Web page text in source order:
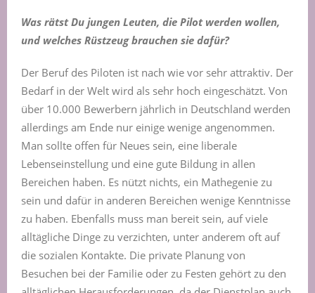
Was rätstDu jungen Leuten, die Pilot werden wollen,
und welches Rüstzeug brauchen sie dafür?
Der Beruf des Piloten ist nach wie vor sehr attraktiv. Der
Bedarf in der Welt wird als sehr hoch eingeschätzt. Von
über 10.000 Bewerbern jährlich in Deutschland werden
allerdings am Ende nur einige wenige angenommen.
Man sollte offen für Neues sein, eine liberale
Lebenseinstellung und eine gute Bildung in allen
Bereichen haben. Es nützt nichts, ein Mathegenie zu
sein und dafür in anderen Bereichen wenige Kenntnisse
zu haben. Ebenfalls muss man bereit sein, auf viele
alltägliche Dinge zu verzichten, unter anderem oft auf
die sozialen Kontakte. Die private Planung von
Besuchen bei der Familie oder zu Festen gehört zu den